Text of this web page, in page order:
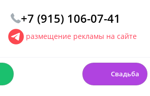
+7 (915) 106-07-41
размещение рекламы на сайте
Свадьба